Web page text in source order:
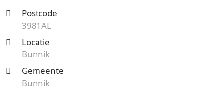
Postcode
3981AL
Locatie
Bunnik
Gemeente
Bunnik